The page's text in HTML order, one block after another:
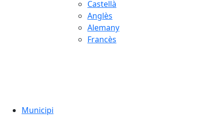
Castellà
Anglès
Alemany
Francès
Municipi